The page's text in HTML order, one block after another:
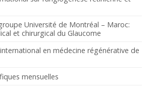
Université de Montréal – Maroc:
et chirurgical du Glaucome
en médecine régénérative de
mensuelles